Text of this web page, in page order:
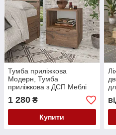
Тумба приліжкова
Модерн, Тумба
приліжкова з ДСП Меблі
для спальні
1 280 ₴
Купити